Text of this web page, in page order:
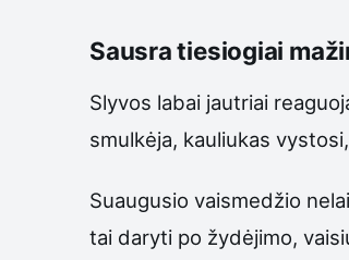
Sausra tiesiogiai
Slyvos labai jautriai
smulkėja, kauliukas
Suaugusio vaismedžio
tai daryti po žydėjimo,